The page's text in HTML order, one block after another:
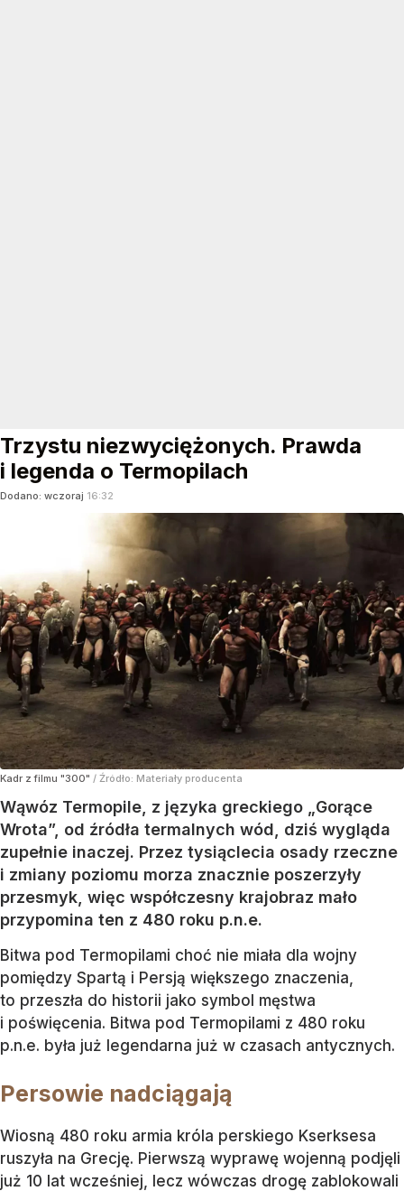
Trzystu niezwyciężonych. Prawda
i legenda o Termopilach
Dodano: wczoraj 16:32
Kadr z filmu "300" / Źródło: Materiały producenta
Wąwóz Termopile, z języka greckiego „Gorące
Wrota”, od źródła termalnych wód, dziś wygląda
zupełnie inaczej. Przez tysiąclecia osady rzeczne
i zmiany poziomu morza znacznie poszerzyły
przesmyk, więc współczesny krajobraz mało
przypomina ten z 480 roku p.n.e.
Bitwa pod Termopilami choć nie miała dla wojny
pomiędzy Spartą i Persją większego znaczenia,
to przeszła do historii jako symbol męstwa
i poświęcenia. Bitwa pod Termopilami z 480 roku
p.n.e. była już legendarna już w czasach antycznych.
Persowie nadciągają
Wiosną 480 roku armia króla perskiego Kserksesa
ruszyła na Grecję. Pierwszą wyprawę wojenną podjęli
już 10 lat wcześniej, lecz wówczas drogę zablokowali